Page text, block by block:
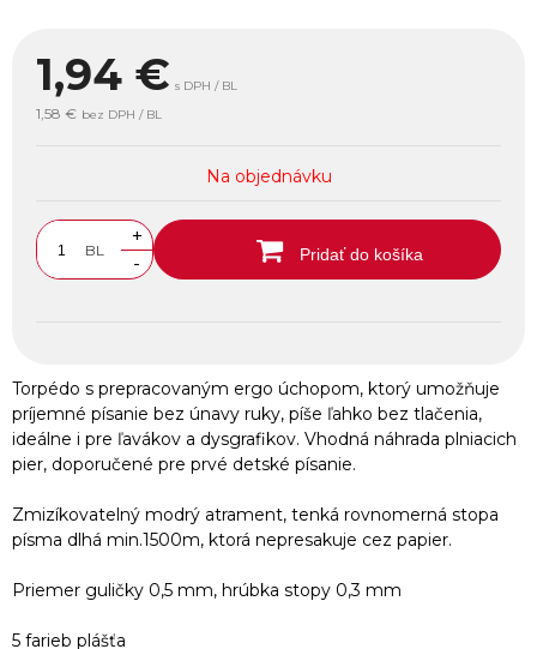
1,94 € s DPH / BL
1,58 € bez DPH / BL
Na objednávku
BL
+
-
Pridať do košíka
Torpédo s prepracovaným ergo úchopom, ktorý umožňuje
príjemné písanie bez únavy ruky, píše ľahko bez tlačenia,
ideálne i pre ľavákov a dysgrafikov. Vhodná náhrada plniacich
pier, doporučené pre prvé detské písanie.
Zmizíkovatelný modrý atrament, tenká rovnomerná stopa
písma dlhá min.1500m, ktorá nepresakuje cez papier.
Priemer guličky 0,5 mm, hrúbka stopy 0,3 mm
5 farieb plášťa